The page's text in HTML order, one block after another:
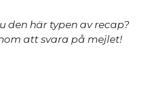
den här typen av recap?
att svara på mejlet!